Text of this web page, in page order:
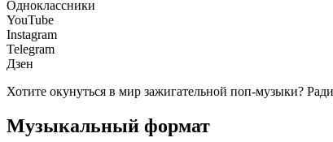
Одноклассники
YouTube
Instagram
Telegram
Дзен
Хотите окунуться в мир зажигательной поп-музыки?
Музыкальный формат